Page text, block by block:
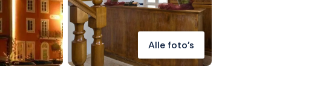
Alle foto's